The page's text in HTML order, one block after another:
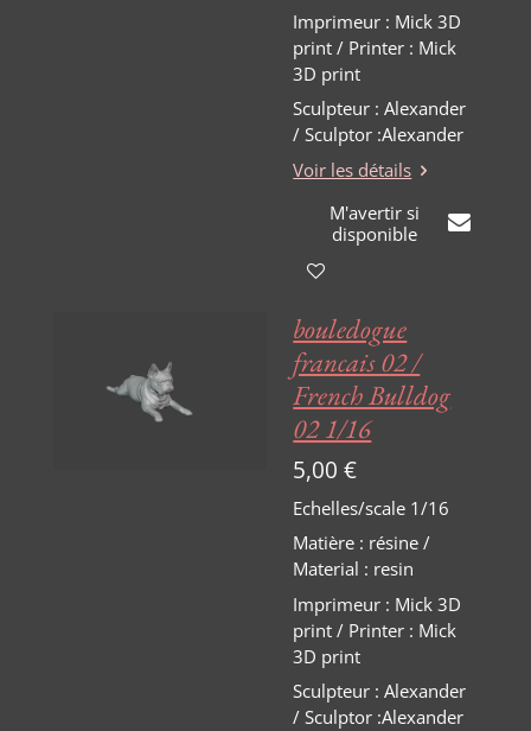
Imprimeur : Mick 3D
print / Printer : Mick
3D print
Sculpteur : Alexander
/ Sculptor :Alexander
Voir les détails
M'avertir si
disponible
bouledogue
francais 02 /
French Bulldog
02 1/16
5,00 €
Echelles/scale 1/16
Matière : résine /
Material : resin
Imprimeur : Mick 3D
print / Printer : Mick
3D print
Sculpteur : Alexander
/ Sculptor :Alexander